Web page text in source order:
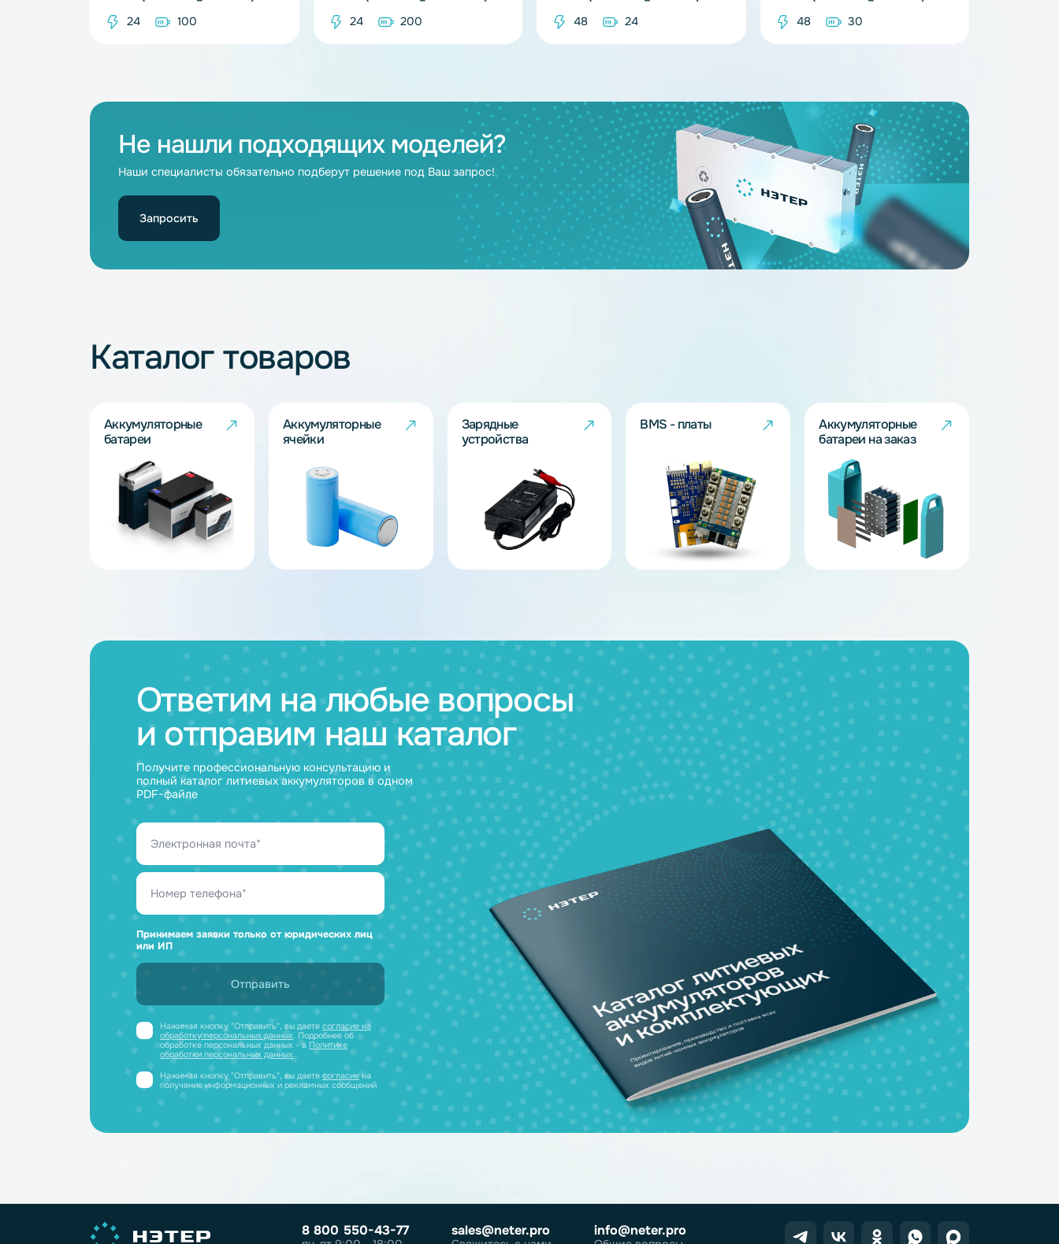
Аккумулятор LiFePO4 100Ah 24V
НЭТЕР (LFP8-25.6_100-95M1)
24
100
В наличии
Аккумулятор LiFePO4 200Ah 24V
НЭТЕР (LFP8-25.6_200-180MS)
200
В наличии
Аккумулятор LiFePO4 24Ah 48V
НЭТЕР (LFP16-51.2_24-xHSw)
48
24
Аккумулятор LiFePO4 30Ah 48V
НЭТЕР (LFP16-51.2_30-xHSw)
48
Наши специалисты обязательно подберут решение под Ваш запрос!
Запросить
Каталог товаров
Аккумуляторные Аккумуляторные
ячейки
Зарядные
устройства
BMS - платы Аккумуляторные
батареи на заказ
Ответим на любые вопросы
и отправим наш каталог
Получите профессиональную консультацию и
полный каталог литиевых аккумуляторов в одном
PDF-файле